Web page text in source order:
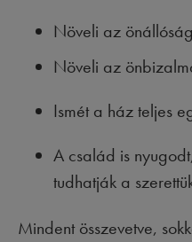
Növeli az
Növeli az
Ismét a ház teljes
A család is
tudhatják a
Mindent összevetve,